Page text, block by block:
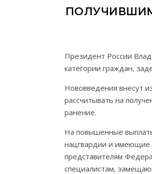
Президент России
категории граждан,
Нововведения внесут
рассчитывать на
ранение.
На повышенные
нацгвардии и имеющие
представителям
специалистам,